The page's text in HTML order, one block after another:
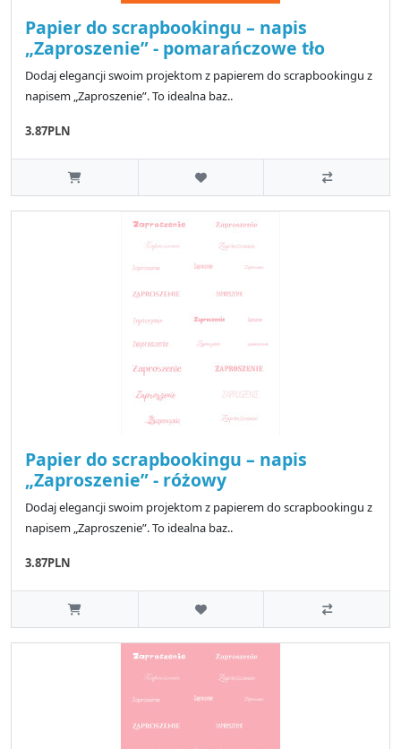
Papier do scrapbookingu – napis
„Zaproszenie” - pomarańczowe tło
Dodaj elegancji swoim projektom z papierem do scrapbookingu z
napisem „Zaproszenie”. To idealna baz..
3.87PLN
Papier do scrapbookingu – napis
„Zaproszenie” - różowy
Dodaj elegancji swoim projektom z papierem do scrapbookingu z
napisem „Zaproszenie”. To idealna baz..
3.87PLN